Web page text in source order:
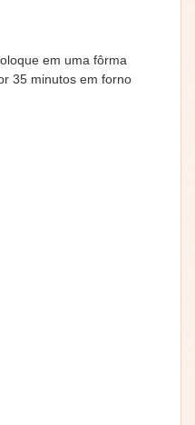
em uma fôrma
35 minutos em forno